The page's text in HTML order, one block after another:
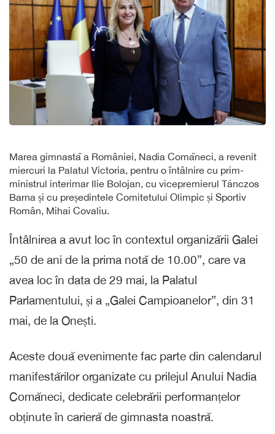
Marea gimnastă a României, Nadia Comăneci, a revenit
miercuri la Palatul Victoria, pentru o întâlnire cu prim-
ministrul interimar Ilie Bolojan, cu vicepremierul Tánczos
Barna și cu președintele Comitetului Olimpic și Sportiv
Român, Mihai Covaliu.
Întâlnirea a avut loc în contextul organizării Galei
„50 de ani de la prima notă de 10.00”, care va
avea loc în data de 29 mai, la Palatul
Parlamentului, și a „Galei Campioanelor”, din 31
mai, de la Onești.
Aceste două evenimente fac parte din calendarul
manifestărilor organizate cu prilejul Anului Nadia
Comăneci, dedicate celebrării performanțelor
obținute în carieră de gimnasta noastră.